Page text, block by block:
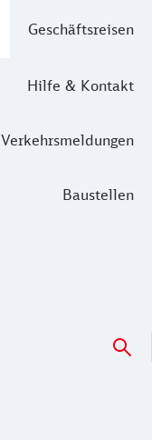
Geschäftsreisen
Hilfe & Kontakt
Verkehrsmeldungen
Baustellen